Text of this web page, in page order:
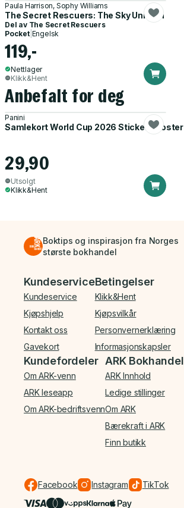
Paula Harrison, Sophy Williams
The Secret Rescuers: The Sky Unicorn
Del av The Secret Rescuers
Pocket| Engelsk
119,-
Nettlager
Klikk&Hent
Anbefalt for deg
Panini
Samlekort World Cup 2026 Sticker Booster
29,90
Utsolgt
Klikk&Hent
Boktips og inspirasjon fra Norges
største bokhandel
Bunnmeny
Kundeservice
Kundeservice
Kjøpshjelp
Kontakt oss
Gavekort
Betingelser
Klikk&Hent
Kjøpsvilkår
Personvernerklæring
Informasjonskapsler
Kundefordeler
Om ARK-venn
ARK leseapp
Om ARK-bedriftsvenn
ARK Bokhandel
ARK Innhold
Ledige stillinger
Om ARK
Bærekraft i ARK
Finn butikk
Facebook Instagram TikTok